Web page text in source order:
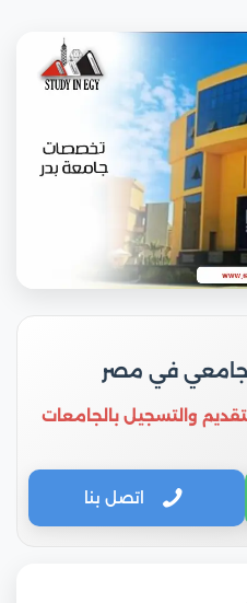
في مصر
والتسجيل بالجامعات
اتصل بنا